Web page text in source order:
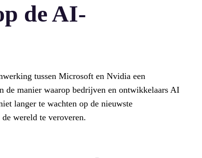
de AI-
tussen Microsoft en Nvidia een
de manier waarop bedrijven en ontwikkelaars AI
langer te wachten op de nieuwste
wereld te veroveren.